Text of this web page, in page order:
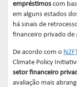
empréstimos com
em alguns estados
há sinais de
financeiro privado de
De acordo com o
Climate Policy
setor financeiro
avaliação mais